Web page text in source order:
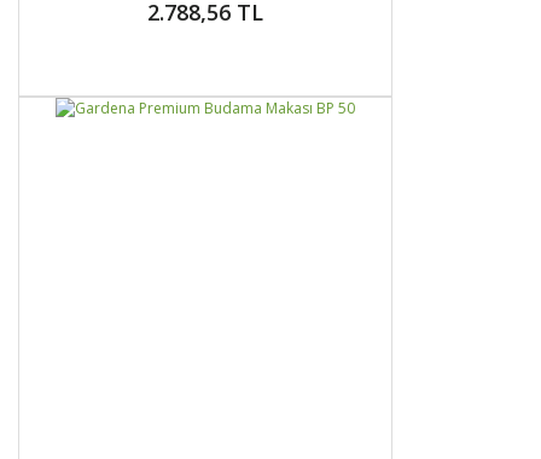
2.788,56 TL